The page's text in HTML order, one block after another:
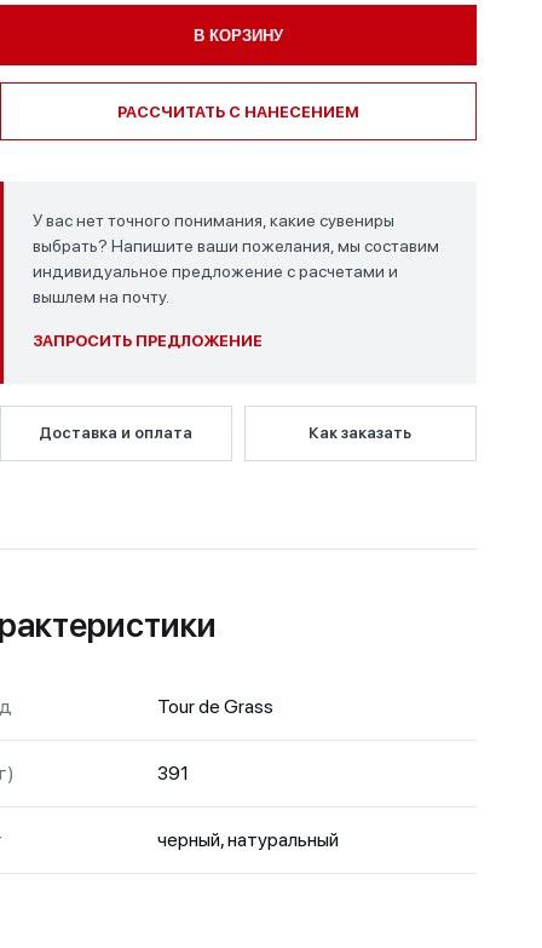
В КОРЗИНУ
РАССЧИТАТЬ С НАНЕСЕНИЕМ
У вас нет точного понимания, какие сувениры
выбрать? Напишите ваши пожелания, мы составим
индивидуальное предложение с расчетами и
вышлем на почту.
ЗАПРОСИТЬ ПРЕДЛОЖЕНИЕ
Доставка и оплата Как заказать
Tour de Grass
391
черный, натуральный